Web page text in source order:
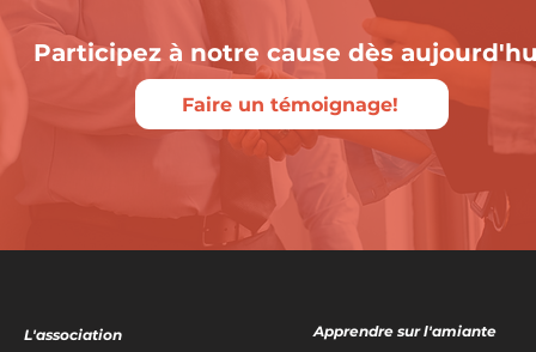
Participez à notre cause dès
Faire un témoignage!
L'association Apprendre sur l'amiante